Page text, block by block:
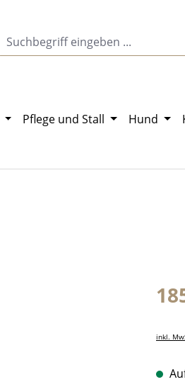
Pflege und Stall Hund
inkl.